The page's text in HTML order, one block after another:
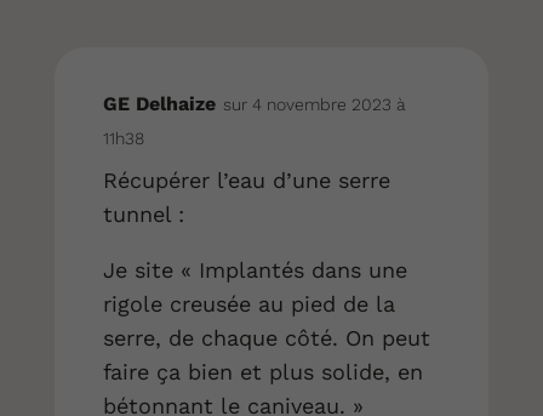
GE Delhaize sur 4 novembre 2023 à
11h38
Récupérer l’eau d’une serre
tunnel :
Je site « Implantés dans une
rigole creusée au pied de la
serre, de chaque côté. On peut
faire ça bien et plus solide, en
bétonnant le caniveau. »